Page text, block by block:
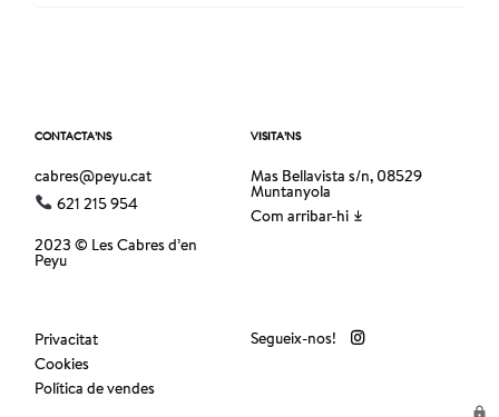
CONTACTA’NS
cabres@peyu.cat
621 215 954
2023 © Les Cabres d’en
Peyu
VISITA’NS
Mas Bellavista s/n, 08529
Muntanyola
Com arribar-hi
Privacitat
Cookies
Política de vendes
Segueix-nos!
lock